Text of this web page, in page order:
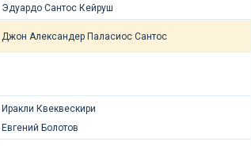
Эдуардо Сантос Кейруш
Джон Александер Паласиос Сантос
Иракли Квеквескири
Евгений Болотов